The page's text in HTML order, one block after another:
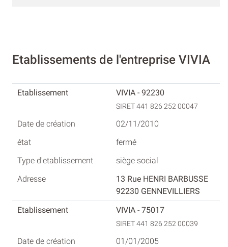
Etablissements de l'entreprise VIVIA
VIVIA - 92230
SIRET 441 826 252 00047
02/11/2010
fermé
siège social
13 Rue HENRI BARBUSSE
92230 GENNEVILLIERS
VIVIA - 75017
SIRET 441 826 252 00039
01/01/2005